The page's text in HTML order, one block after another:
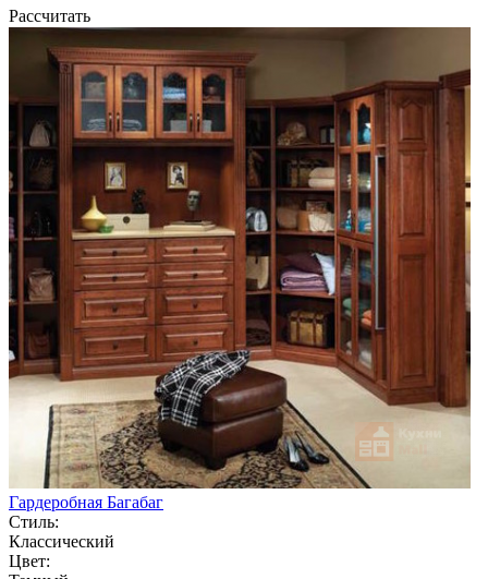
Рассчитать
Гардеробная Багабаг
Стиль:
Классический
Цвет: